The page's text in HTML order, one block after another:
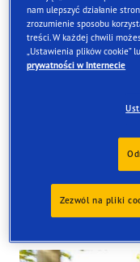
Znajdź opony
Tyres available
nam ulepszyć działanie
zrozumienie sposobu
treści. W każdej chwili
„Ustawienia plików cookie”
prywatności w Internecie
Zezwól na pliki